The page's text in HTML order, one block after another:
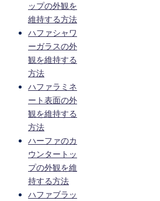
ップの外観を
維持する方法
ハファシャワ
ーガラスの外
観を維持する
方法
ハファラミネ
ート表面の外
観を維持する
方法
ハーファのカ
ウンタートッ
プの外観を維
持する方法
ハファブラッ